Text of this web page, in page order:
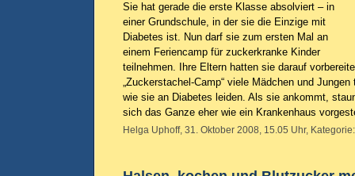
Sie hat gerade die erste Klasse absolviert – in
einer Grundschule, in der sie die Einzige mit
Diabetes ist. Nun darf sie zum ersten Mal an
einem Feriencamp für zuckerkranke Kinder
teilnehmen. Ihre Eltern hatten sie darauf
„Zuckerstachel-Camp“ viele Mädchen und
wie sie an Diabetes leiden. Als sie ankommt,
sich das Ganze eher wie ein Krankenhaus
Helga Uphoff, 31. Oktober 2008, 15.05 Uhr,